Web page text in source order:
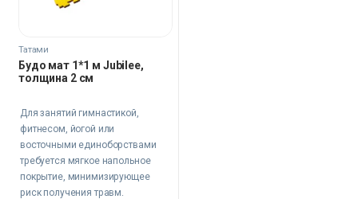
Татами
Будо мат 1*1 м Jubilee,
толщина 2 см
Для занятий гимнастикой,
фитнесом, йогой или
восточными единоборствами
требуется мягкое напольное
покрытие, минимизирующее
риск получения травм.